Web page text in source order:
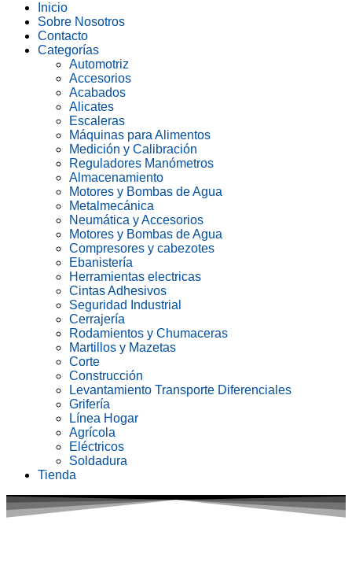
Inicio
Sobre Nosotros
Contacto
Categorías
Automotriz
Accesorios
Acabados
Alicates
Escaleras
Máquinas para Alimentos
Medición y Calibración
Reguladores Manómetros
Almacenamiento
Motores y Bombas de Agua
Metalmecánica
Neumática y Accesorios
Motores y Bombas de Agua
Compresores y cabezotes
Ebanistería
Herramientas electricas
Cintas Adhesivos
Seguridad Industrial
Cerrajería
Rodamientos y Chumaceras
Martillos y Mazetas
Corte
Construcción
Levantamiento Transporte Diferenciales
Grifería
Línea Hogar
Agrícola
Eléctricos
Soldadura
Tienda